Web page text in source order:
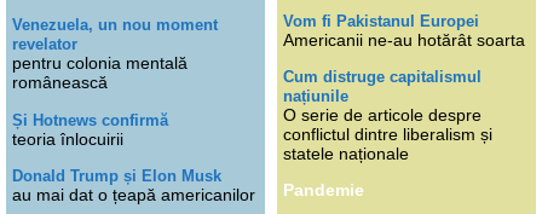
Venezuela, un nou moment
revelator
pentru colonia mentală
românească
Și Hotnews confirmă
teoria înlocuirii
Donald Trump și Elon Musk
au mai dat o țeapă americanilor
Vom fi Pakistanul Europei
Americanii ne-au hotărât soarta
Cum distruge capitalismul
națiunile
O serie de articole despre
conflictul dintre liberalism și
statele naționale
Pandemie